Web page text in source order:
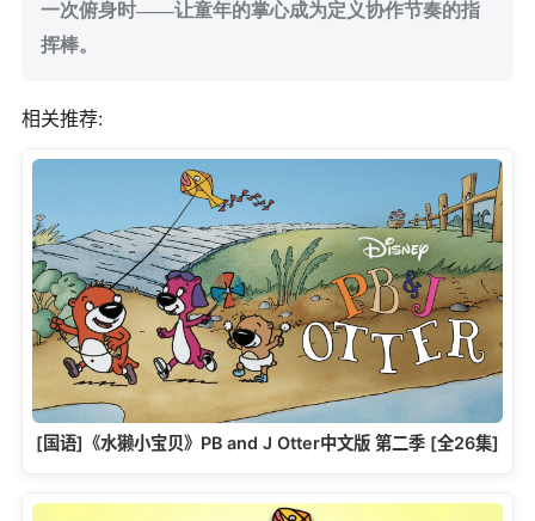
一次俯身时——让童年的掌心成为定义协作节奏的指
挥棒。​
相关推荐:
[国语]《水獭小宝贝》PB and J Otter中文版 第二季 [全26集]